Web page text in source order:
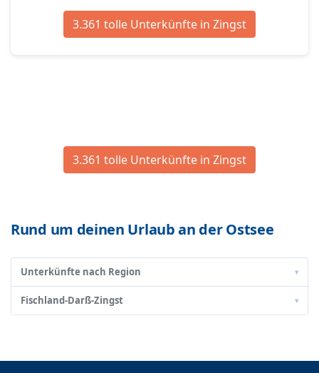
3.361 tolle Unterkünfte in Zingst
3.361 tolle Unterkünfte in Zingst
Rund um deinen Urlaub an der Ostsee
Unterkünfte nach Region ▾
Fischland-Darß-Zingst ▾